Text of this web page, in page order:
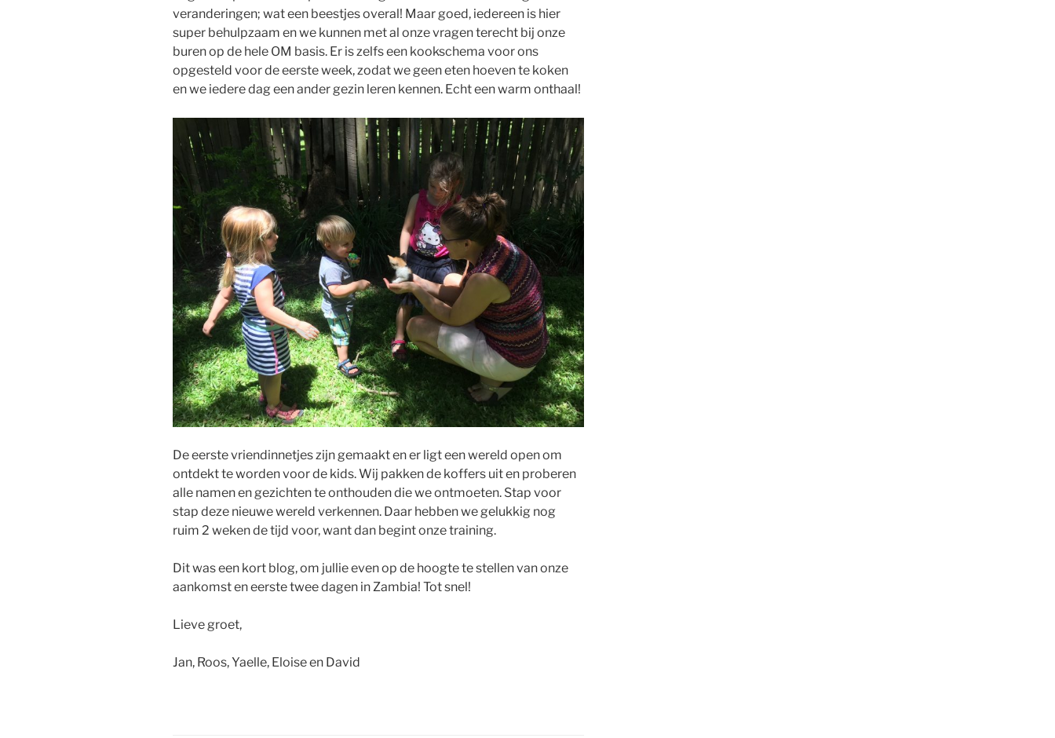
veranderingen; wat een beestjes overal! Maar goed, iedereen is hier
super behulpzaam en we kunnen met al onze vragen terecht bij onze
buren op de hele OM basis. Er is zelfs een kookschema voor ons
opgesteld voor de eerste week, zodat we geen eten hoeven te koken
en we iedere dag een ander gezin leren kennen. Echt een warm onthaal!
De eerste vriendinnetjes zijn gemaakt en er ligt een wereld open om
ontdekt te worden voor de kids. Wij pakken de koffers uit en proberen
alle namen en gezichten te onthouden die we ontmoeten. Stap voor
stap deze nieuwe wereld verkennen. Daar hebben we gelukkig nog
ruim 2 weken de tijd voor, want dan begint onze training.
Dit was een kort blog, om jullie even op de hoogte te stellen van onze
aankomst en eerste twee dagen in Zambia! Tot snel!
Lieve groet,
Jan, Roos, Yaelle, Eloise en David